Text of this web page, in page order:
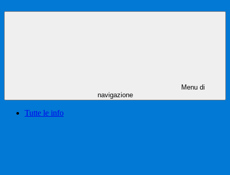
Menu di
navigazione
Tutte le info